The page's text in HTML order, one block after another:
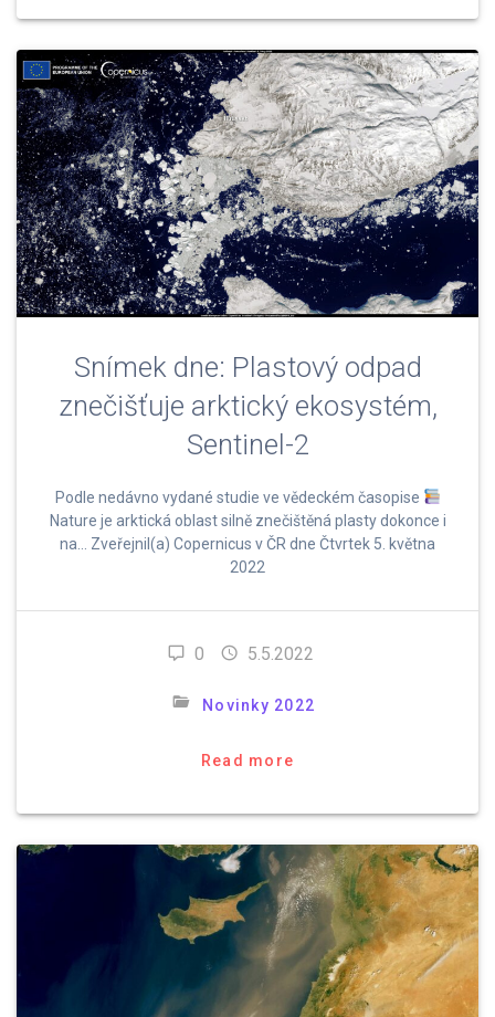
Snímek dne: Plastový odpad
znečišťuje arktický ekosystém,
Sentinel-2
Podle nedávno vydané studie ve vědeckém časopise
Nature je arktická oblast silně znečištěná plasty dokonce i
na… Zveřejnil(a) Copernicus v ČR dne Čtvrtek 5. května
2022
0 5.5.2022
Novinky 2022
Read more